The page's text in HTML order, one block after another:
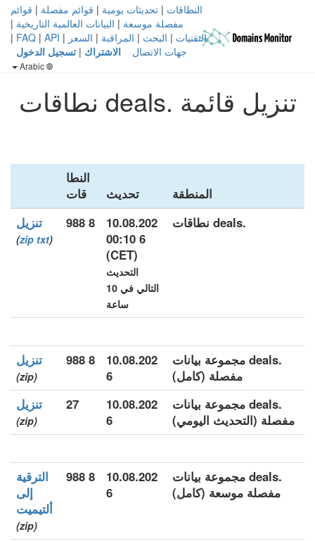
النطاقات | تحديثات يومية | قوائم مفصلة | قوائم
مفصلة موسعة | البيانات العالمية التاريخية |
التقنيات | البحث | المراقبة | السعر |
FAQ | API
|
جهات الاتصال
الاشتراك | تسجيل الدخول
تنزيل قائمة .deals نطاقات
المنطقة تحديث
النطا
قات
.deals نطاقات
10.08.202
6 00:10
(CET)
التحديث
التالي في 10
ساعة
8 988 تنزيل
(
zip txt
)
.deals مجموعة بيانات
مفصلة (كامل)
10.08.202
6
8 988 تنزيل
(zip)
.deals مجموعة بيانات
مفصلة (التحديث اليومي)
10.08.202
6
27 تنزيل
(zip)
.deals مجموعة بيانات
مفصلة موسعة (كامل)
10.08.202
6
8 988
الترقية
إلى
ألتيميت
(zip)